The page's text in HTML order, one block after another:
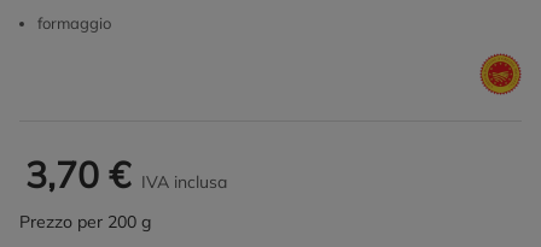
formaggio
3,70 € IVA inclusa
Prezzo per 200 g